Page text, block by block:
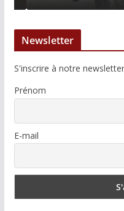
Newsletter
S'inscrire à notre newsletter
Prénom
E-mail